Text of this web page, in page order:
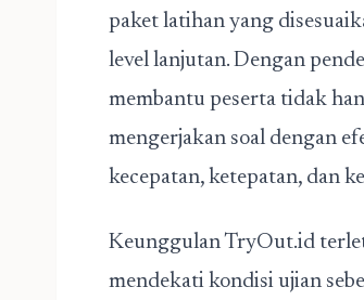
paket latihan yang
level lanjutan. Dengan
membantu peserta tidak
mengerjakan soal dengan
kecepatan, ketepatan, dan
Keunggulan TryOut.id
mendekati kondisi ujian